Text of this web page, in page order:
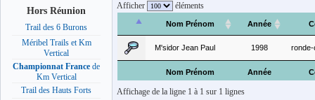
Hors Réunion
Trail des 6 Burons
Méribel Trails et Km
Vertical
Championnat France de
Km Vertical
Trail des Hauts Forts
Afficher éléments
Nom Prénom Année
Nom Prénom Année
M'sidor Jean Paul 1998
Affichage de la ligne 1 à 1 sur 1 lignes